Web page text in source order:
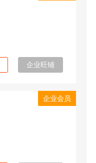
企业旺铺
企业会员